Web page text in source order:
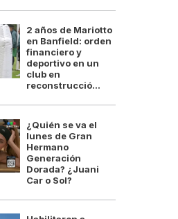
2 años de Mariotto
en Banfield: orden
financiero y
deportivo en un
club en
reconstrucció...
¿Quién se va el
lunes de Gran
Hermano
Generación
Dorada? ¿Juani
Car o Sol?